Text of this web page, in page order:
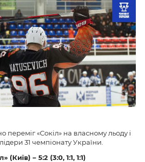
переміг «Сокіл» на власному льоду і
31 чемпіонату України.
(Київ) – 5:2 (3:0, 1:1, 1:1)